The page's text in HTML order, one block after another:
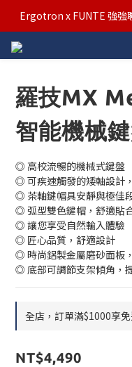
汰舊/升級補助優惠熱烈
Ergotron x FUNTE 強強
汰舊/升級補助優惠熱烈
羅技MX
智能機械
◎ 高校流暢的機械式鍵盤
◎ 可疾速觸發的矮軸設計
◎ 茶軸鍵帽具安靜與極佳
◎ 弧型雙色鍵帽，舒適貼
◎ 讓您享受自然輸入體驗
◎ 匠心品質，舒適設計
◎ 時尚鋁製金屬磨砂面板
◎ 底部可調節支架傾角，
全店，訂單滿$1000享
NT$4,490